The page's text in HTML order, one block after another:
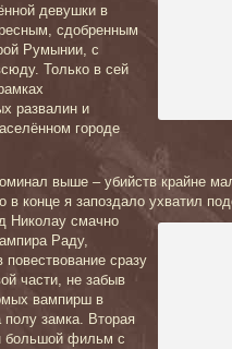
девушки в
сдобренным
Румынии, с
Только в сей
развалин и
городе
выше – убийств крайне
в конце я запоздало ухватил
Николау смачно
Раду,
повествование сразу
части, не забыв
вампирш в
замка. Вторая
большой фильм с